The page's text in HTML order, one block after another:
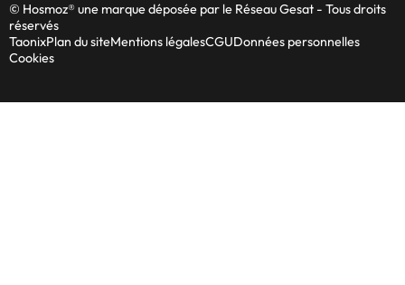
© Hosmoz® une marque déposée par le Réseau Gesat - Tous droits
réservés
TaonixPlan du siteMentions légalesCGUDonnées personnelles
Cookies